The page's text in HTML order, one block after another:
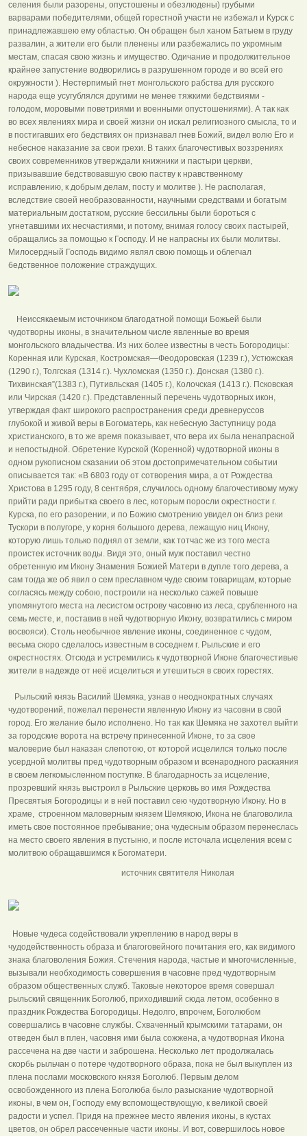
селения были разорены, опустошены и обезлюдены) грубыми
варварами победителями, общей горестной участи не избежал и Курск с
принадлежавшею ему областью. Он обращен был ханом Батыем в груду
развалин, а жители его были пленены или разбежались по укромным
местам, спасая свою жизнь и имущество. Одичание и продолжительное
крайнее запустение водворились в разрушенном городе и во всей его
окружности ). Нестерпимый гнет монгольского рабства для русского
народа еще усугублялся другими не менее тяжкими бедствиями -
голодом, моровыми поветриями и военными опустошениями). А так как
во всех явлениях мира и своей жизни он искал религиозного смысла, то и
в постигавших его бедствиях он признавал гнев Божий, видел волю Его и
небесное наказание за свои грехи. В таких благочестивых воззрениях
своих современников утверждали книжники и пастыри церкви,
призывавшие бедствовавшую свою паству к нравственному
исправлению, к добрым делам, посту и молитве ). Не располагая,
вследствие своей необразованности, научными средствами и богатым
материальным достатком, русские бессильны были бороться с
угнетавшими их несчастиями, и потому, внимая голосу своих пастырей,
обращались за помощью к Господу. И не напрасны их были молитвы.
Милосердный Господь видимо являл свою помощь и облегчал
бедственное положение страждущих.
Неиссякаемым источником благодатной помощи Божьей были
чудотворны иконы, в значительном числе явленные во время
монгольского владычества. Из них более известны в честь Богородицы:
Коренная или Курская, Костромская—Феодоровская (1239 г.), Устюжская
(1290 г.), Толгская (1314 г.). Чухломская (1350 г.). Донская (1380 г.).
Тихвинская”(1383 г.), Путивльская (1405 г.), Колочская (1413 г.). Псковская
или Чирская (1420 г.). Представленный перечень чудотворных икон,
утверждая факт широкого распространения среди древнеруссов
глубокой и живой веры в Богоматерь, как небесную Заступницу рода
христианского, в то же время показывает, что вера их была ненапрасной
и непостыдной. Обретение Курской (Коренной) чудотворной иконы в
одном рукописном сказании об этом достопримечательном событии
описывается так: «В 6803 году от сотворения мира, а от Рождества
Христова в 1295 году, 8 сентября, случилось одному благочестивому мужу
прийти ради прибытка своего в лес, которым поросли окрестности г.
Курска, по его разорении, и по Божию смотрению увидел он близ реки
Тускори в полугоре, у корня большого дерева, лежащую ниц Икону,
которую лишь только поднял от земли, как тотчас же из того места
проистек источник воды. Видя это, оный муж поставил честно
обретенную им Икону Знамения Божией Матери в дупле того дерева, а
сам тогда же об явил о сем преславном чуде своим товарищам, которые
согласясь между собою, построили на несколько сажей повыше
упомянутого места на лесистом острову часовню из леса, срубленного на
семь месте, и, поставив в ней чудотворную Икону, возвратились с миром
восвояси). Столь необычное явление иконы, соединенное с чудом,
весьма скоро сделалось известным в соседнем г. Рыльские и его
окрестностях. Отсюда и устремились к чудотворной Иконе благочестивые
жители в надежде от неё исцелиться и утешиться в своих горестях.
Рыльский князь Василий Шемяка, узнав о неоднократных случаях
чудотворений, пожелал перенести явленную Икону из часовни в свой
город. Его желание было исполнено. Но так как Шемяка не захотел выйти
за городские ворота на встречу принесенной Иконе, то за свое
маловерие был наказан слепотою, от которой исцелился только после
усердной молитвы пред чудотворным образом и всенародного раскаяния
в своем легкомысленном поступке. В благодарность за исцеление,
прозревший князь выстроил в Рыльские церковь во имя Рождества
Пресвятыя Богородицы и в ней поставил сею чудотворную Икону. Но в
храме, строенном маловерным князем Шемякою, Икона не благоволила
иметь свое постоянное пребывание; она чудесным образом перенеслась
на место своего явления в пустыню, и после источала исцеления всем с
молитвою обращавшимся к Богоматери.
источник святителя Николая
Новые чудеса содействовали укреплению в народ веры в
чудодейственность образа и благоговейного почитания его, как видимого
знака благоволения Божия. Стечения народа, частые и многочисленные,
вызывали необходимость совершения в часовне пред чудотворным
образом общественных служб. Таковые некоторое время совершал
рыльский священник Боголюб, приходивший сюда летом, особенно в
праздник Рождества Богородицы. Недолго, впрочем, Боголюбом
совершались в часовне службы. Схваченный крымскими татарами, он
отведен был в плен, часовня ими была сожжена, а чудотворная Икона
рассечена на две части и заброшена. Несколько лет продолжалась
скорбь рыльчан о потере чудотворного образа, пока не был выкуплен из
плена послами московского князя Боголюб. Первым делом
освобожденного из плена Боголюба было разыскание чудотворной
иконы, в чем он, Господу ему вспомоществующую, к великой своей
радости и успел. Придя на прежнее место явления иконы, в кустах
цветов, он обрел рассеченные части иконы. И вот, совершилось новое